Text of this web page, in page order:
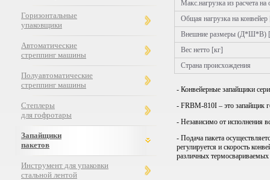
Горизонтальные
упаковщики
Автоматические
стреппинг машины
Полуавтоматические
стреппинг машины
Степлеры
для гофротары
Запайщики
пакетов
Инструмент для упаковки
стальной лентой
Макс.нагрузка из расчета на
Общая нагрузка на конвейер
Внешние размеры (Д*Ш*В)
Вес нетто [кг]
Страна происхождения
- Конвейерные запайщики
- FRBM-810I – это запайщик
- Независимо от исполнения
- Подача пакета
регулируется и скорость
различных